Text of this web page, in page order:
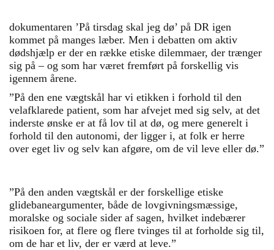
dokumentaren ’På tirsdag skal jeg dø’ på DR igen
kommet på manges læber. Men i debatten om aktiv
dødshjælp er der en række etiske dilemmaer, der trænger
sig på – og som har været fremført på forskellig vis
igennem årene.
”På den ene vægtskål har vi etikken i forhold til den
velafklarede patient, som har afvejet med sig selv, at det
inderste ønske er at få lov til at dø, og mere generelt i
forhold til den autonomi, der ligger i, at folk er herre
over eget liv og selv kan afgøre, om de vil leve eller dø.”
”På den anden vægtskål er der forskellige etiske
glidebaneargumenter, både de lovgivningsmæssige,
moralske og sociale sider af sagen, hvilket indebærer
risikoen for, at flere og flere tvinges til at forholde sig til,
om de har et liv, der er værd at leve.”